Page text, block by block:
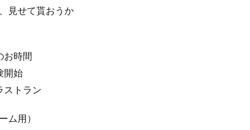
見せて貰おうか
お時間
開始
ストラン
ム用）